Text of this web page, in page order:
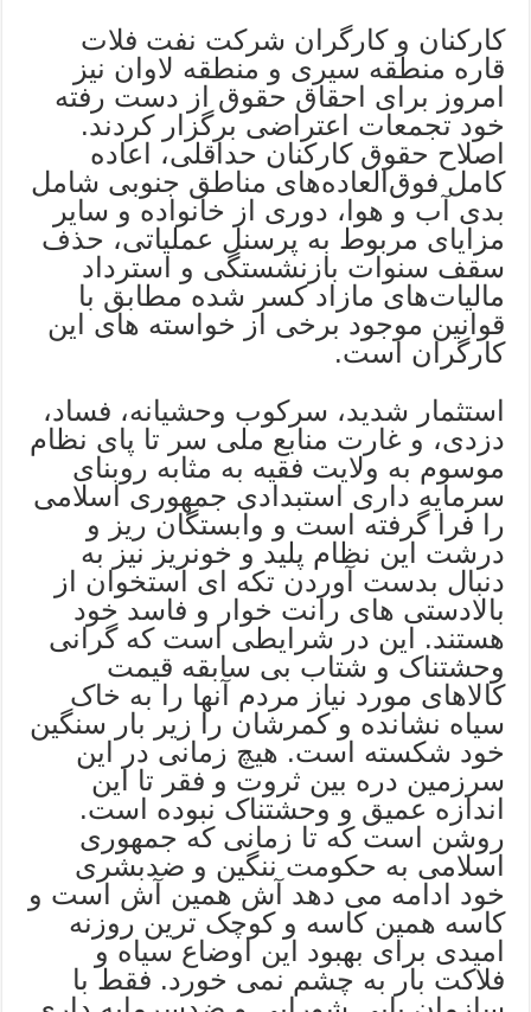
کارکنان و کارگران شرکت نفت فلات
قاره منطقه سیری و منطقه لاوان نیز
امروز برای احقاق حقوق از دست رفته
خود تجمعات اعتراضی برگزار کردند.
اصلاح حقوق کارکنان حداقلی، اعاده
کامل فوق‌العاده‌های مناطق جنوبی شامل
بدی آب‌ و هوا، دوری از خانواده و سایر
مزایای مربوط به پرسنل عملیاتی، حذف
سقف سنوات بازنشستگی و استرداد
مالیات‌های مازاد کسر شده مطابق با
قوانین موجود برخی از خواسته های این
کارگران است.
استثمار شدید، سرکوب وحشیانه، فساد،
دزدی، و غارت منابع ملی سر تا پای نظام
موسوم به ولایت فقیه به مثابه روبنای
سرمایه داری استبدادی جمهوری اسلامی
را فرا گرفته است و وابستگان ریز و
درشت این نظام پلید و خونریز نیز به
دنبال بدست آوردن تکه ای استخوان از
بالادستی های رانت خوار و فاسد خود
هستند. این در شرایطی است که گرانی
وحشتناک و شتاب بی سابقه قیمت
کالاهای مورد نیاز مردم آنها را به خاک
سیاه نشانده و کمرشان را زیر بار سنگین
خود شکسته است. هیچ زمانی در این
سرزمین دره بین ثروت و فقر تا این
اندازه عمیق و وحشتناک نبوده است.
روشن است که تا زمانی که جمهوری
اسلامی به حکومت ننگین و ضدبشری
خود ادامه می دهد آش همین آش است و
کاسه همین کاسه و کوچک ترین روزنه
امیدی برای بهبود این اوضاع سیاه و
فلاکت بار به چشم نمی خورد. فقط با